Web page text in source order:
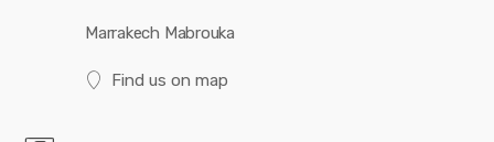
Marrakech Mabrouka
Find us on map